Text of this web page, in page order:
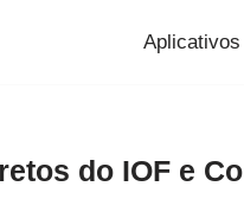
Aplicativos
do IOF e